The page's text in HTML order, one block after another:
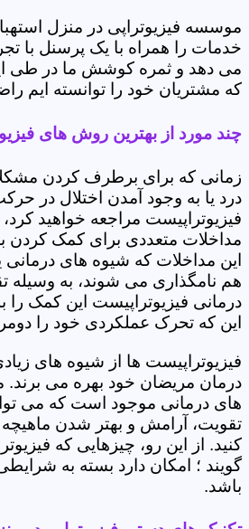
موسسه فیزیوتراپی در منزل
خدمات را همراه با یک پرسنل با
می دهد و ثمره کوشش ما در طی
که مشتریان خود را توانسته ایم
چند مورد از بهترین روش های
زمانی که برای برطرف کردن
درد یا به وجود آمدن اختلال در
فیزیوتراپیست مراجعه خواهید کرد،
مداخلات متعددی برای کمک کردن
این مداخلات که شیوه های
هم نامگذاری می شوند، به وسیله
درمانی فیزیوتراپیست این کمک را
این که تحرک عملکردی خود را
فیزیوتراپیست ها از شیوه های
درمان مریضان خود بهره می
های درمانی موجود است که می
تقویت، آرامش و بهتر شدن
کنید. از این رو، چیزهایی که
گویند ؛ امکان دارد بسته به
باشد.